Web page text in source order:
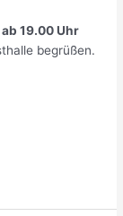
19.00 Uhr
begrüßen.